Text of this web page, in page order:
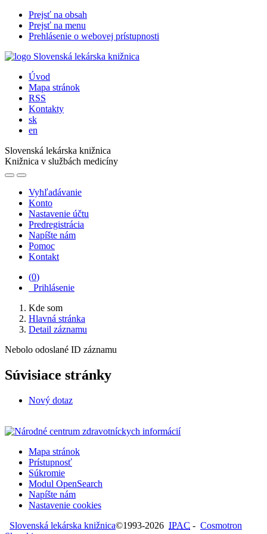
Prejsť na obsah
Prejsť na menu
Prehlásenie o webovej prístupnosti
Úvod
Mapa stránok
RSS
Kontakty
sk
en
Slovenská lekárska knižnica
Knižnica v službách medicíny
Vyhľadávanie
Konto
Nastavenie účtu
Predregistrácia
Napíšte nám
Pomoc
Kontakt
(0)
Prihlásenie
Kde som
Hlavná stránka
Detail záznamu
Nebolo odoslané ID záznamu
Súvisiace stránky
Nový dotaz
Mapa stránok
Prístupnosť
Súkromie
Modul OpenSearch
Napíšte nám
Nastavenie cookies
Slovenská lekárska knižnica©1993-2026 IPAC - Cosmotron